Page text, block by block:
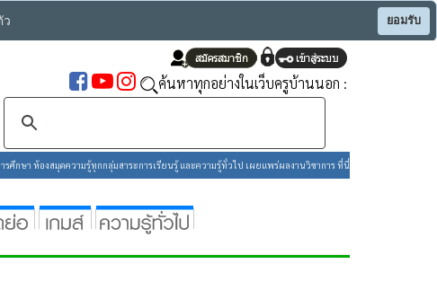
ว ยอมรับ
ค้นหาทุกอย่างในเว็บครูบ้านนอก :
ศึกษา ห้องสมุดความรู้ทุกกลุ่มสาระการเรียนรู้ และความรู้ทั่วไป เผยแพร่ผลงานวิชาการ ที่นี่